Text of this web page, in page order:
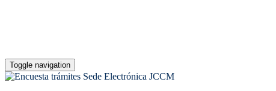
Toggle navigation